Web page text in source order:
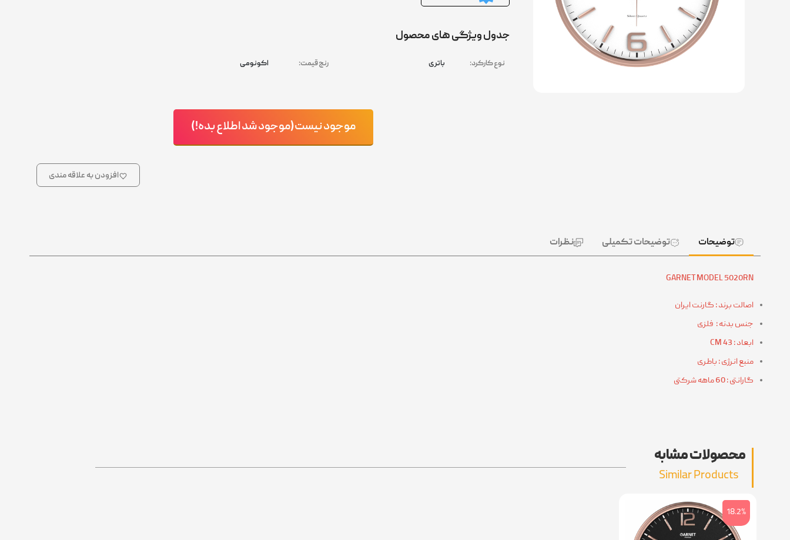
جدول ویژگی های محصول
نوع کارکرد: باتری رنج قیمت: اکونومی
موجود نیست(موجود شد اطلاع بده!)
افزودن به علاقه مندی
توضیحات توضیحات تکمیلی نظرات
GARNET MODEL 5020RN
اصالت برند : گارنت ایران
جنس بدنه : فلزی
ابعاد : 43 CM
منبع انرژی : باطری
گارانتی : 60 ماهه شرکتی
محصولات مشابه
Similar Products
18.2%